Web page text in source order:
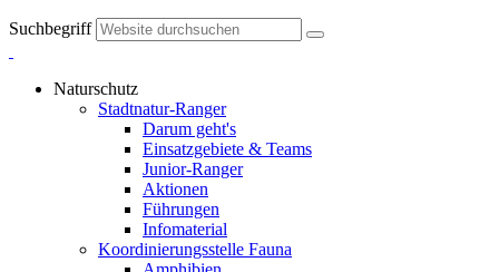
Suchbegriff
Naturschutz
Stadtnatur-Ranger
Darum geht's
Einsatzgebiete & Teams
Junior-Ranger
Aktionen
Führungen
Infomaterial
Koordinierungsstelle Fauna